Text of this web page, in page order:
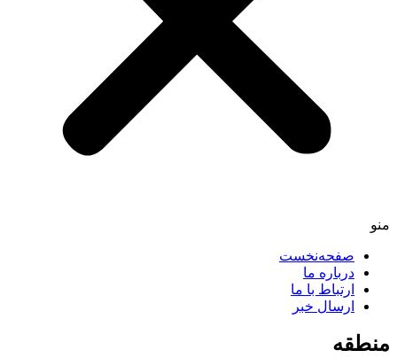
صفحه‌نخست
درباره ما
ارتباط با ما
ارسال خبر